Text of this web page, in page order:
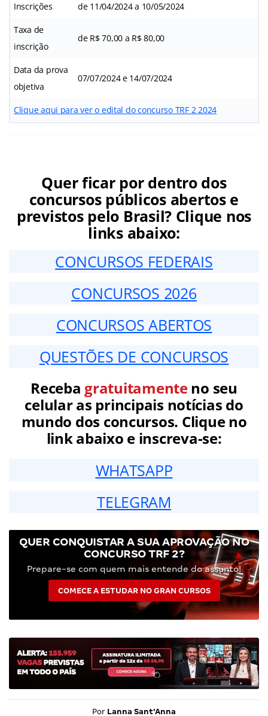
Inscrições de 11/04/2024 a 10/05/2024
Taxa de
inscrição
de R$ 70,00 a R$ 80,00
Data da prova
objetiva
07/07/2024 e 14/07/2024
Clique aqui para ver o edital do concurso TRF 2 2024
Quer ficar por dentro dos
concursos públicos abertos e
previstos pelo Brasil? Clique nos
links abaixo:
CONCURSOS FEDERAIS
CONCURSOS 2026
CONCURSOS ABERTOS
QUESTÕES DE CONCURSOS
Receba gratuitamenteno seu
celular as principais notícias do
mundo dos concursos. Clique no
link abaixo e inscreva-se:
WHATSAPP
TELEGRAM
QUER CONQUISTAR A SUA APROVAÇÃO NO
CONCURSO TRF 2?
Prepare-se com quem mais entende do assunto!
COMECE A ESTUDAR NO GRAN CURSOS
Por Lanna Sant'Anna